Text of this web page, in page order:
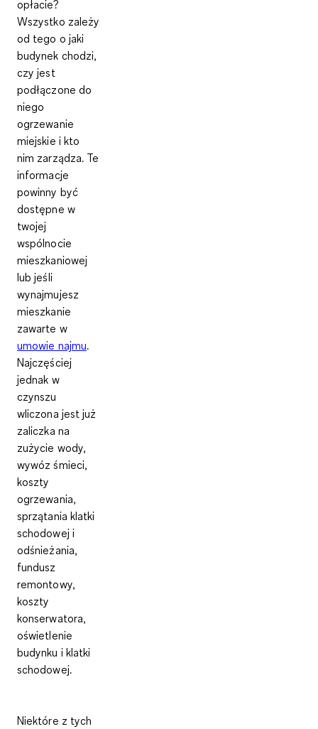
opłacie?
Wszystko zależy
od tego o jaki
budynek chodzi,
czy jest
podłączone do
niego
ogrzewanie
miejskie i kto
nim zarządza. Te
informacje
powinny być
dostępne w
twojej
wspólnocie
mieszkaniowej
lub jeśli
wynajmujesz
mieszkanie
zawarte w
umowie najmu.
Najczęściej
jednak w
czynszu
wliczona jest już
zaliczka na
zużycie wody,
wywóz śmieci,
koszty
ogrzewania,
sprzątania klatki
schodowej i
odśnieżania,
fundusz
remontowy,
koszty
konserwatora,
oświetlenie
budynku i klatki
schodowej.
Niektóre z tych